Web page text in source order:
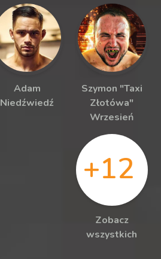
Adam
Niedźwiedź
Szymon "Taxi
Złotówa"
Wrzesień
+12
Zobacz
wszystkich